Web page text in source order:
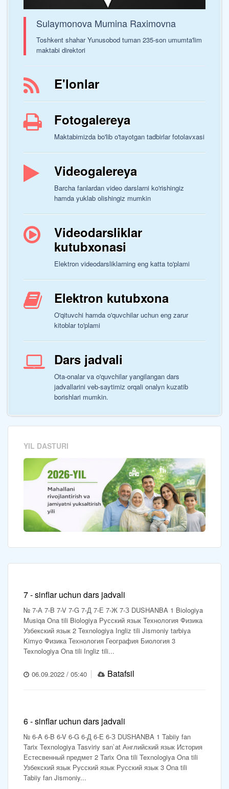
Sulaymonova Mumina Raximovna
Toshkent shahar Yunusobod tuman 235-son umumta'lim
maktabi direktori
E'lonlar
Fotogalereya
Maktabimizda bo'lib o'tayotgan tadbirlar fotolavxasi
Videogalereya
Barcha fanlardan video darslarni ko'rishingiz
hamda yuklab olishingiz mumkin
Videodarsliklar
kutubxonasi
Elektron videodarsliklarning eng katta to'plami
Elektron kutubxona
O'qituvchi hamda o'quvchilar uchun eng zarur
kitoblar to'plami
Dars jadvali
Ota-onalar va o'quvchilar yangilangan dars
jadvallarini veb-saytimiz orqali onalyn kuzatib
borishlari mumkin.
YIL DASTURI
7 - sinflar uchun dars jadvali
№ 7-А 7-B 7-V 7-G 7-Д 7-Е 7-Ж 7-З DUSHANBA 1 Biologiya
Musiqa Ona tili Biologiya Русский язык Технология Физика
Узбекский язык 2 Texnologiya Ingliz tili Jismoniy tarbiya
Kimyo Физика Технология География Биология 3
Texnologiya Ona tili Ingliz tili...
06.09.2022 / 05:40 Batafsil
6 - sinflar uchun dars jadvali
№ 6-A 6-B 6-V 6-G 6-Д 6-Е 6-З DUSHANBA 1 Tabiiy fan
Tarix Texnologiya Tasviriy san`at Английский язык История
Естесвенный предмет 2 Tarix Ona tili Texnologiya Ona tili
Узбекский язык Русский язык Русский язык 3 Ona tili
Tabiiy fan Jismoniy...